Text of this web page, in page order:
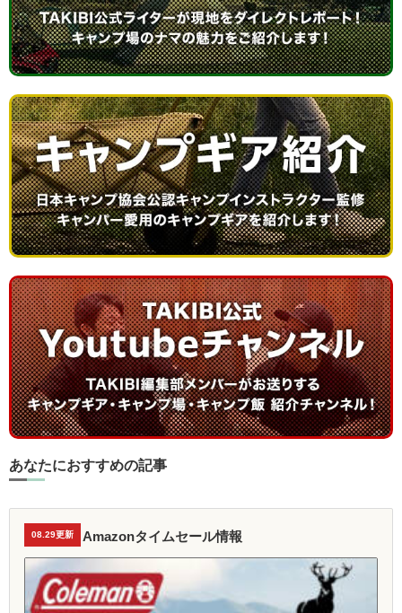
あなたにおすすめの記事
08.29更新 Amazonタイムセール情報